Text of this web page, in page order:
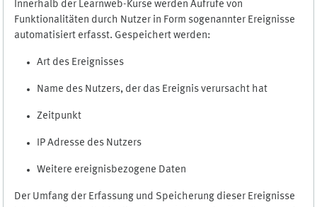
Innerhalb der Learnweb-Kurse werden Aufrufe von
Funktionalitäten durch Nutzer in Form sogenannter Ereignisse
automatisiert erfasst. Gespeichert werden:
Art des Ereignisses
Name des Nutzers, der das Ereignis verursacht hat
Zeitpunkt
IP Adresse des Nutzers
Weitere ereignisbezogene Daten
Der Umfang der Erfassung und Speicherung dieser Ereignisse